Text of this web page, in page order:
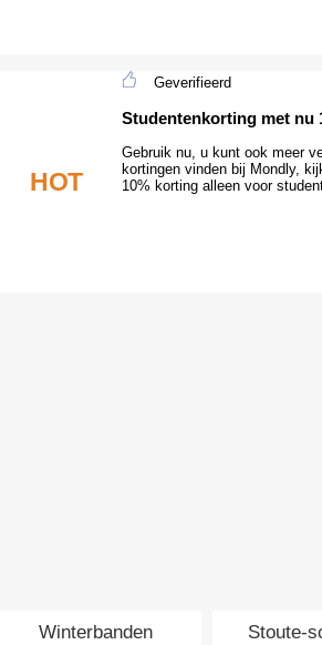
HOT
Geverifieerd
Studentenkorting met nu
Gebruik nu, u kunt ook meer
kortingen vinden bij Mondly,
10% korting alleen voor
Winterbanden Stoute-